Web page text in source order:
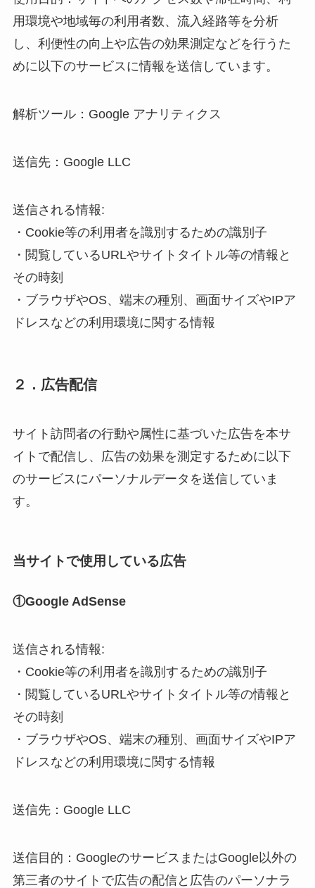
用環境や地域毎の利用者数、流入経路等を分析
し、利便性の向上や広告の効果測定などを行うた
めに以下のサービスに情報を送信しています。
解析ツール：Google アナリティクス
送信先：Google LLC
送信される情報:
・Cookie等の利用者を識別するための識別子
・閲覧しているURLやサイトタイトル等の情報と
その時刻
・ブラウザやOS、端末の種別、画面サイズやIPア
ドレスなどの利用環境に関する情報
２．広告配信
サイト訪問者の行動や属性に基づいた広告を本サ
イトで配信し、広告の効果を測定するために以下
のサービスにパーソナルデータを送信していま
す。
当サイトで使用している広告
①Google AdSense
送信される情報:
・Cookie等の利用者を識別するための識別子
・閲覧しているURLやサイトタイトル等の情報と
その時刻
・ブラウザやOS、端末の種別、画面サイズやIPア
ドレスなどの利用環境に関する情報
送信先：Google LLC
送信目的：GoogleのサービスまたはGoogle以外の
第三者のサイトで広告の配信と広告のパーソナラ